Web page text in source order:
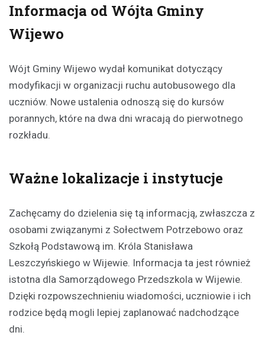
Informacja od Wójta Gminy
Wijewo
Wójt Gminy Wijewo wydał komunikat dotyczący
modyfikacji w organizacji ruchu autobusowego dla
uczniów. Nowe ustalenia odnoszą się do kursów
porannych, które na dwa dni wracają do pierwotnego
rozkładu.
Ważne lokalizacje i instytucje
Zachęcamy do dzielenia się tą informacją, zwłaszcza z
osobami związanymi z Sołectwem Potrzebowo oraz
Szkołą Podstawową im. Króla Stanisława
Leszczyńskiego w Wijewie. Informacja ta jest również
istotna dla Samorządowego Przedszkola w Wijewie.
Dzięki rozpowszechnieniu wiadomości, uczniowie i ich
rodzice będą mogli lepiej zaplanować nadchodzące
dni.